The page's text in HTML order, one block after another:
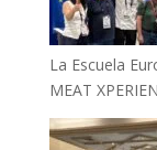
La Escuela
MEAT